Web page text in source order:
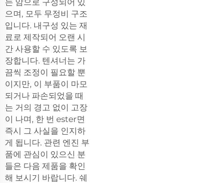
으며, 모두 무정비 구조
입니다. 내구성 있는 재
료로 제작되어 오랜 시
간 사용할 수 있도록 보
장합니다. 텐셔너는 가
끔씩 조정이 필요할 뿐
이지만, 이 부품이 마모
되거나 파손되었을 때
는 거의 경고 없이 고장
이 나며, 한 번 ester면
즉시 그 사실을 인지하
게 됩니다. 관련 엔진 부
품에 관심이 있으신 분
들은 다음 제품을 확인
해 보시기 바랍니다. 쉐